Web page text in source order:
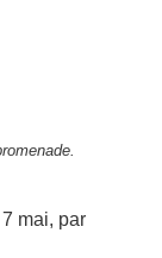
mai, par